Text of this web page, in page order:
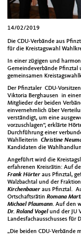
14/02/2019
Die CDU-Verbände aus
für die Kreistagswahl
In einer zügigen und
Gemeindeverbände Pfinztal
gemeinsamen
Der Pfinztaler CDU-
Viktoria Berghausen in
Mitglieder der beiden
einvernehmlich über
verständigt, um eine
vorzuschlagen“, erklärte
Durchführung einer
Wahlleiterin Christine
Kandidaten die
Angeführt wird die
erfahrenen Kreisrätin: Auf
Frank Hörter aus Pfinztal,
Walzbachtal und der
Kirchenbauer aus Pfinztal.
Ortschaftsrätin Romana
Michael Plaumann. Auf den
Dr. Roland Vogelund der JU
Landesfachausschusses für
„Die beiden CDU-Verbände